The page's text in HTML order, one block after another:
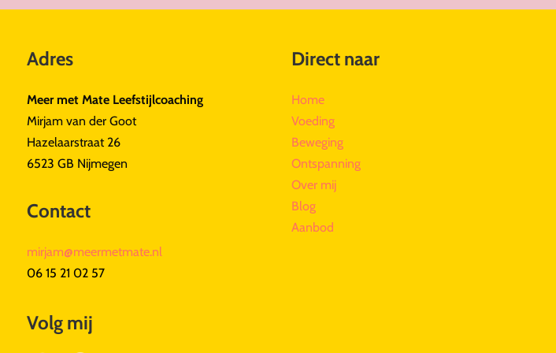
Adres
Meer met Mate Leefstijlcoaching
Mirjam van der Goot
Hazelaarstraat 26
6523 GB Nijmegen
Contact
mirjam@meermetmate.nl
06 15 21 02 57
Volg mij
Direct naar
Home
Voeding
Beweging
Ontspanning
Over mij
Blog
Aanbod